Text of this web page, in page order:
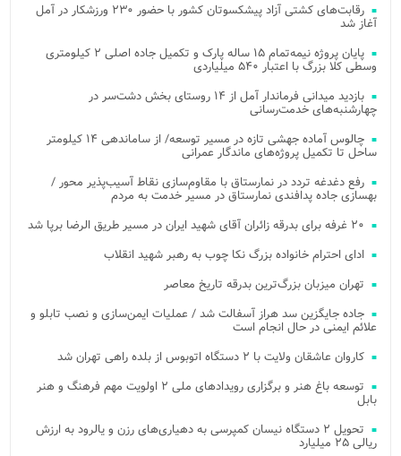
رقابت‌های کشتی آزاد پیشکسوتان کشور با حضور ۲۳۰ ورزشکار در آمل
آغاز شد
پایان پروژه نیمه‌تمام ۱۵ ساله پارک و تکمیل جاده اصلی ۲ کیلومتری
وسطی کلا بزرگ با اعتبار ۵۴۰ میلیاردی
بازدید میدانی فرماندار آمل از ۱۴ روستای بخش دشت‌سر در
چهارشنبه‌های خدمت‌رسانی
چالوس آماده جهشی تازه در مسیر توسعه/ از ساماندهی ۱۴ کیلومتر
ساحل تا تکمیل پروژه‌های ماندگار عمرانی
رفع دغدغه تردد در نمارستاق با مقاوم‌سازی نقاط آسیب‌پذیر محور /
بهسازی جاده پدافندی نمارستاق در مسیر خدمت به مردم
۲۰ غرفه برای بدرقه زائران آقای شهید ایران در مسیر طریق الرضا برپا شد
ادای احترام خانواده بزرگ نکا چوب به رهبر شهید انقلاب
تهران میزبان بزرگ‌ترین بدرقه تاریخ معاصر
جاده جایگزین سد هراز آسفالت شد / عملیات ایمن‌سازی و نصب تابلو و
علائم ایمنی در حال انجام است
کاروان عاشقان ولایت با ۲ دستگاه اتوبوس از بلده راهی تهران شد
توسعه باغ هنر و برگزاری رویدادهای ملی ۲ اولویت مهم فرهنگ و هنر
بابل
تحویل ۲ دستگاه نیسان کمپرسی به دهیاری‌های رزن و یالرود به ارزش
ریالی ۲۵ میلیارد